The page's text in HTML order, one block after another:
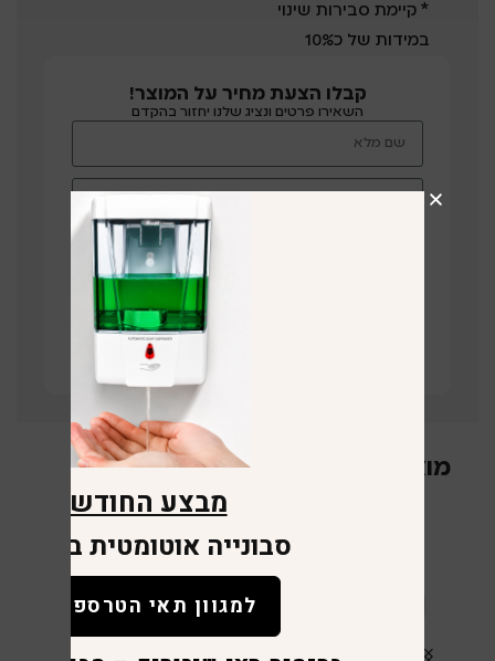
* קיימת סבירות שינוי
במידות של כ10%
קבלו הצעת מחיר על המוצר!
השאירו פרטים ונציג שלנו יחזור בהקדם
תחזרו אליי
מוצרים קשורים
מבצע החודש
סבונייה אוטומטית במתנה
למגוון תאי הטרספה